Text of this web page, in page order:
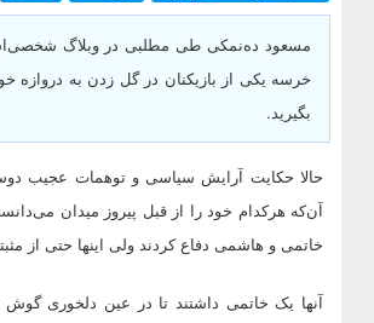
مسعود ده‌نمکی طی مطلبی در وبلاگ
خرسه یکی از بازیکنان در گل زدن به دروازه
بگیرید.
حالا حکایت آرایش سیاسی و توهمات عجیب
آن‌که هرکدام خود را از قبل پیروز میدان
خاتمی و هاشمی دفاع کردند ولی اینها حتی از
آنها یک خاتمی داشتند تا در عین دلخوری گوش